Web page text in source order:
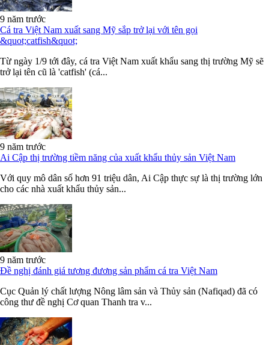
9 năm trước
Cá tra Việt Nam xuất sang Mỹ sắp trở lại với tên gọi
&quot;catfish&quot;
Từ ngày 1/9 tới đây, cá tra Việt Nam xuất khẩu sang thị trường Mỹ sẽ
trở lại tên cũ là 'catfish' (cá...
9 năm trước
Ai Cập thị trường tiềm năng của xuất khẩu thủy sản Việt Nam
Với quy mô dân số hơn 91 triệu dân, Ai Cập thực sự là thị trường lớn
cho các nhà xuất khẩu thủy sản...
9 năm trước
Đề nghị đánh giá tương đương sản phẩm cá tra Việt Nam
Cục Quản lý chất lượng Nông lâm sản và Thủy sản (Nafiqad) đã có
công thư đề nghị Cơ quan Thanh tra v...